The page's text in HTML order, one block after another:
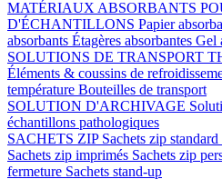
MATÉRIAUX ABSORBANTS
D'ÉCHANTILLONS Papier
absorbants Étagères absorbantes Gel
SOLUTIONS DE TRANSPORT
Éléments & coussins de
température Bouteilles de transport
SOLUTION D'ARCHIVAGE
échantillons pathologiques
SACHETS ZIP Sachets zip standard
Sachets zip imprimés Sachets zip
fermeture Sachets stand-up